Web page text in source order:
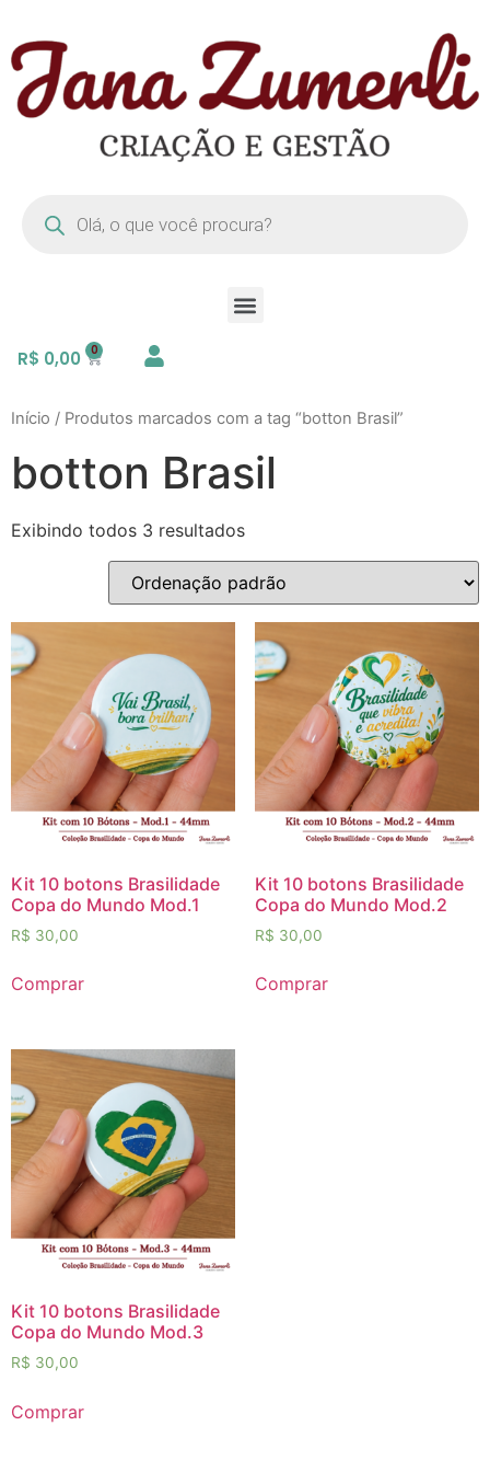
R$ 0,00
Início / Produtos marcados com a tag “botton Brasil”
botton Brasil
Exibindo todos 3 resultados
Kit 10 botons Brasilidade
Copa do Mundo Mod.1
R$ 30,00
Comprar
Kit 10 botons Brasilidade
Copa do Mundo Mod.2
R$ 30,00
Comprar
Kit 10 botons Brasilidade
Copa do Mundo Mod.3
R$ 30,00
Comprar